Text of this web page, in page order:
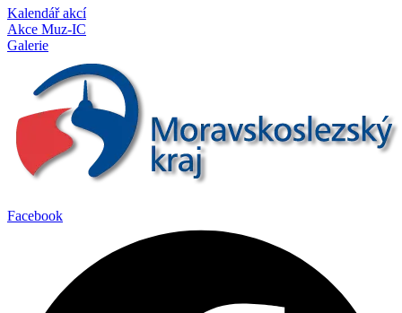
Kalendář akcí
Akce Muz-IC
Galerie
Facebook